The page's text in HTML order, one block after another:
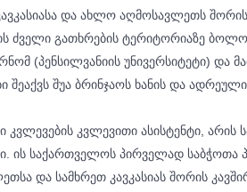
და ახლო აღმოსავლეთს
ძველი გათხრების ტერიტორიაზე
(პენსილვანიის უნივერსიტეტი) და
შუა ბრინჯაოს ხანის და
კვლევების კვლევითი ასისტენტი, არის
ის საქართველოს პირველად საბჭოთა
და სამხრეთ კავკასიას შორის